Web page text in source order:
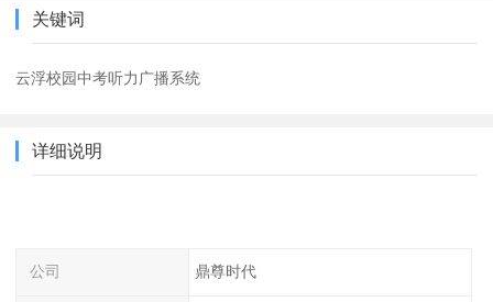
关键词
云浮校园中考听力广播系统
详细说明
公司 鼎尊时代